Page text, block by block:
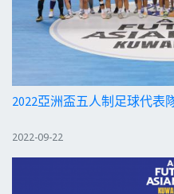
2022亞洲盃五人制足球代表
2022-09-22